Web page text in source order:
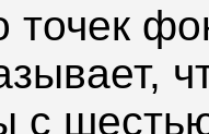
точек
с